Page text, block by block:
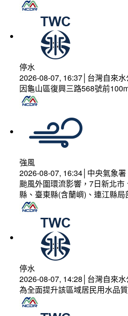
停水
2026-08-07, 16:37│台灣自來水
因龜山區復興三路568號前
強風
2026-08-07, 16:34│中央氣象署
颱風外圍環流影響，7日新北
縣、臺東縣(含蘭嶼)、連江縣
停水
2026-08-07, 14:28│台灣自來水
為全面提升該區域居民用水品